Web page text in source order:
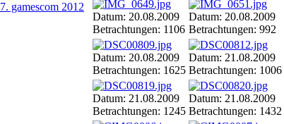
7. gamescom 2012
Datum: 20.08.2009
Betrachtungen: 1106
Datum: 20.08.2009
Betrachtungen: 992
Datum: 20.08.2009
Betrachtungen: 1625
Datum: 21.08.2009
Betrachtungen: 1006
Datum: 21.08.2009
Betrachtungen: 1245
Datum: 21.08.2009
Betrachtungen: 1432